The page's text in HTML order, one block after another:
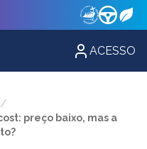
ACESSO
/
preço baixo, mas a